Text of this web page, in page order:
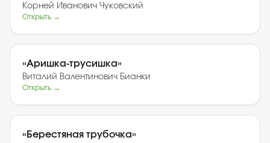
Корней Иванович Чуковский
Открыть →
«Аришка-трусишка»
Виталий Валентинович Бианки
Открыть →
«Берестяная трубочка»